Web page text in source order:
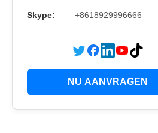
Skype: +8618929996666
NU AANVRAGEN